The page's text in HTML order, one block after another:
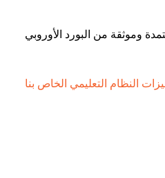
وموثقة من البورد الأوروبي
النظام التعليمي الخاص بنا